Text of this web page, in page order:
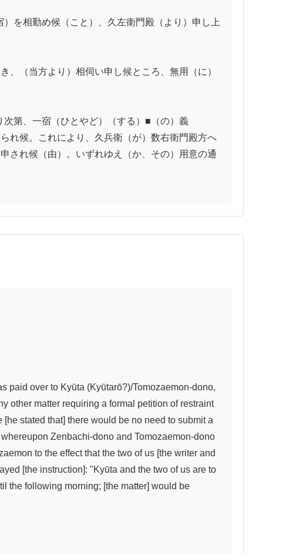
を相勤め候（こと）、久左衛門殿（より）申し上
（当方より）相伺い申し候ところ、無用（に）
第、一宿（ひとやど）（する）■（の）義
れ候。これにより、久兵衛（が）数右衛門殿方へ
され候（由）。いずれゆえ（か、その）用意の通
paid over to Kyūta (Kyūtarō?)/Tomozaemon-dono,
other matter requiring a formal petition of restraint
stated that] there would be no need to submit a
Zenbachi-dono and Tomozaemon-dono
to the effect that the two of us [the writer and
[the instruction]: "Kyūta and the two of us are to
the following morning; [the matter] would be